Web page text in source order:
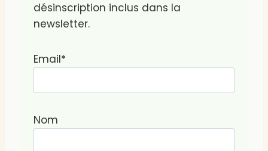
désinscription inclus dans la
newsletter.
Email*
Nom